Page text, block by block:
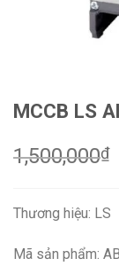
MCCB LS
1,500,000₫
Thương hiệu: LS
Mã sản phẩm: